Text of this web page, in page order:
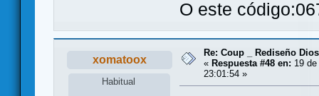
O este
xomatoox
Habitual
Re: Coup _ Rediseño
« Respuesta #48 en: 19
23:01:54 »